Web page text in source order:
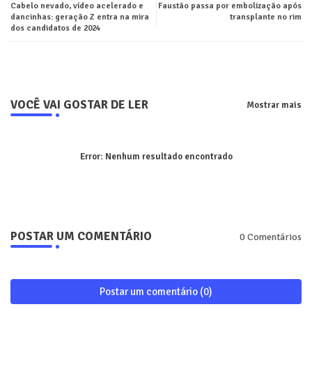
ter tsa
Faustão passa por embolização após
transplante no rim
Cabelo nevado, vídeo acelerado e
dancinhas: geração Z entra na mira
dos candidatos de 2024
VOCÊ VAI GOSTAR DE LER Mostrar mais
Error: Nenhum resultado encontrado
POSTAR UM COMENTÁRIO 0 Comentários
Postar um comentário (0)